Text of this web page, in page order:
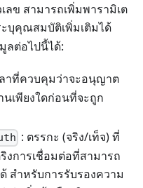
ลข สามารถเพิ่มพารามิเต
ะบุคุณสมบัติเพิ่มเติมได้
ลต่อไปนี้ได้:
ลาที่ควบคุมว่าจะอนุญาต
นเพียงใดก่อนที่จะถูก
: ตรรกะ (จริง/เท็จ) ที่
งการเชื่อมต่อที่สามารถ
สำหรับการรับรองความ